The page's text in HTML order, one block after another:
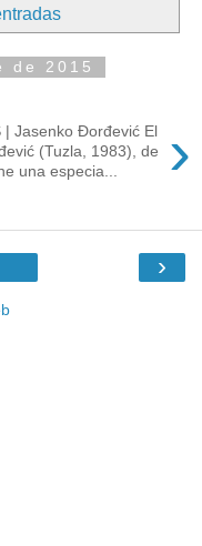
de 2015
›
| Jasenko Đorđević El
(Tuzla, 1983), de
una especia...
›